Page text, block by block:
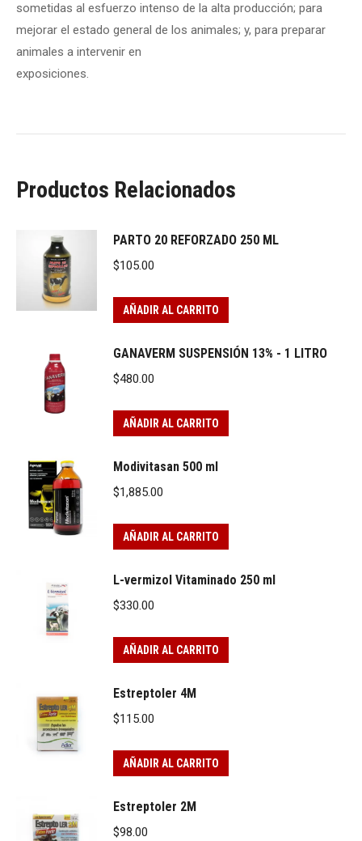
sometidas al esfuerzo intenso de la alta producción; para
mejorar el estado general de los animales; y, para preparar
animales a intervenir en
exposiciones.
Productos Relacionados
PARTO 20 REFORZADO 250 ML
$105.00
AÑADIR AL CARRITO
GANAVERM SUSPENSIÓN 13% - 1 LITRO
$480.00
AÑADIR AL CARRITO
Modivitasan 500 ml
$1,885.00
AÑADIR AL CARRITO
L-vermizol Vitaminado 250 ml
$330.00
AÑADIR AL CARRITO
Estreptoler 4M
$115.00
AÑADIR AL CARRITO
Estreptoler 2M
$98.00